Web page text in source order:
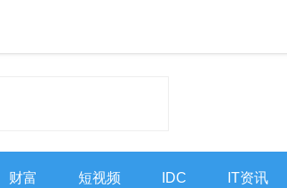
财富 短视频 IDC IT资讯